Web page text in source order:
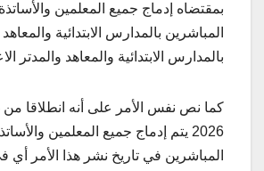
بمقتضاه إدماج جميع المعلمين
المباشرين بالمدارس الابتدائية والمعاهد
بالمدارس الابتدائية والمعاهد والمدتر
كما نص نفس الأمر على أنه انطلاقا
2026 يتم إدماج جميع المعلمين